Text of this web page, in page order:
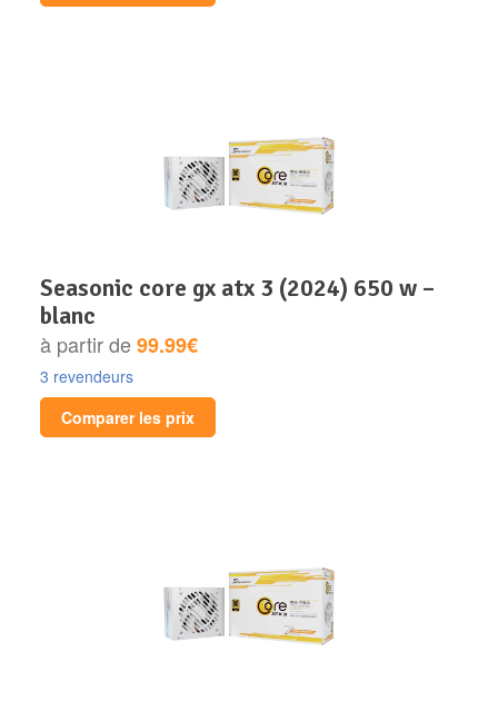
seasonic core gx atx 3 (2024) 650 w –
blanc
à partir de99.99€
3 revendeurs
Comparer les prix